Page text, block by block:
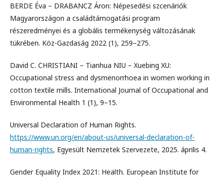
BERDE Éva – DRABANCZ Áron: Népesedési szcenáriók
Magyarországon a családtámogatási program
részeredményei és a globális termékenység változásának
tükrében. Köz-Gazdaság 2022 (1), 259–275.
David C. CHRISTIANI – Tianhua NIU – Xuebing XU:
Occupational stress and dysmenorrhoea in women working in
cotton textile mills. International Journal of Occupational and
Environmental Health 1 (1), 9–15.
Universal Declaration of Human Rights.
https://www.un.org/en/about-us/universal-declaration-of-
human-rights, Egyesült Nemzetek Szervezete, 2025. április 4.
Gender Equality Index 2021: Health. European Institute for